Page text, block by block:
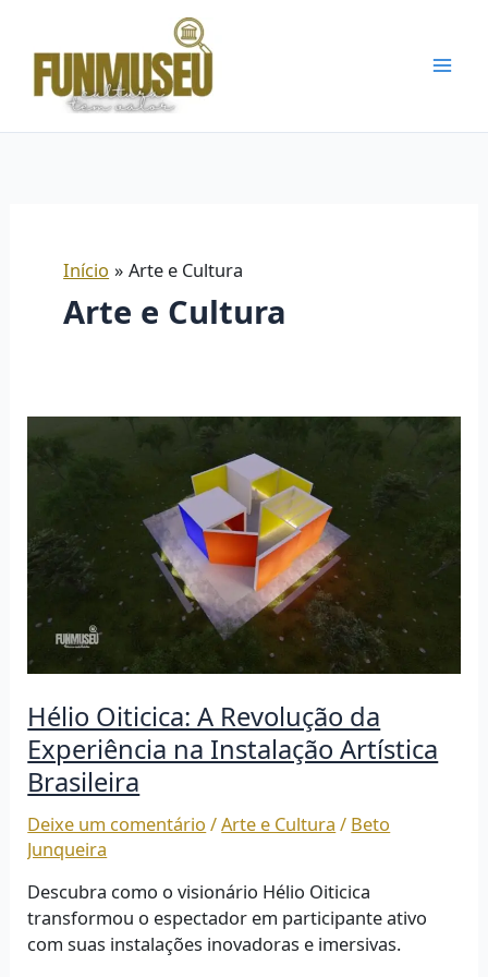
conteúdo
Início Arte e Cultura
Arte e Cultura
Hélio Oiticica: A Revolução da
Experiência na Instalação Artística
Brasileira
Deixe um comentário /Arte e Cultura / Beto
Junqueira
Descubra como o visionário Hélio Oiticica
transformou o espectador em participante ativo
com suas instalações inovadoras e imersivas.